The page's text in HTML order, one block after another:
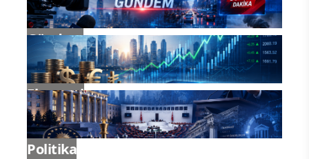
Gündem
Ekonomi
Politika